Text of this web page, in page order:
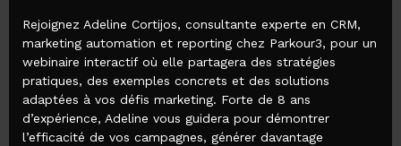
Rejoignez Adeline Cortijos, consultante experte en CRM,
marketing automation et reporting chez Parkour3, pour un
webinaire interactif où elle partagera des stratégies
pratiques, des exemples concrets et des solutions
adaptées à vos défis marketing. Forte de 8 ans
d’expérience, Adeline vous guidera pour démontrer
l’efficacité de vos campagnes, générer davantage